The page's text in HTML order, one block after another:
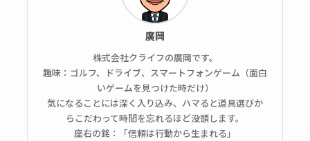
廣岡
株式会社クライフの廣岡です。
趣味：ゴルフ、ドライブ、スマートフォンゲーム（面白
いゲームを見つけた時だけ）
気になることには深く入り込み、ハマると道具選びか
らこだわって時間を忘れるほど没頭します。
座右の銘：「信頼は行動から生まれる」